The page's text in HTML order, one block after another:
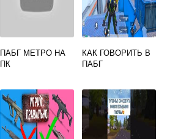
ПАБГ МЕТРО НА
ПК
КАК ГОВОРИТЬ В
ПАБГ